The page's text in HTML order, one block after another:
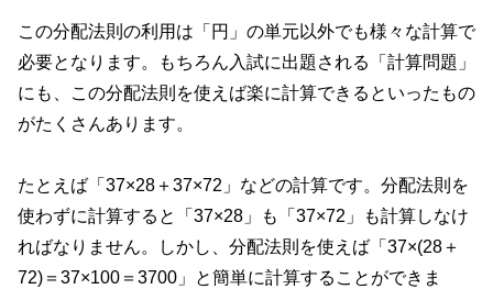
この分配法則の利用は「円」の単元以外でも様々な計算で
必要となります。もちろん入試に出題される「計算問題」
にも、この分配法則を使えば楽に計算できるといったもの
がたくさんあります。
たとえば「37×28＋37×72」などの計算です。分配法則を
使わずに計算すると「37×28」も「37×72」も計算しなけ
ればなりません。しかし、分配法則を使えば「37×(28＋
72)＝37×100＝3700」と簡単に計算することができま